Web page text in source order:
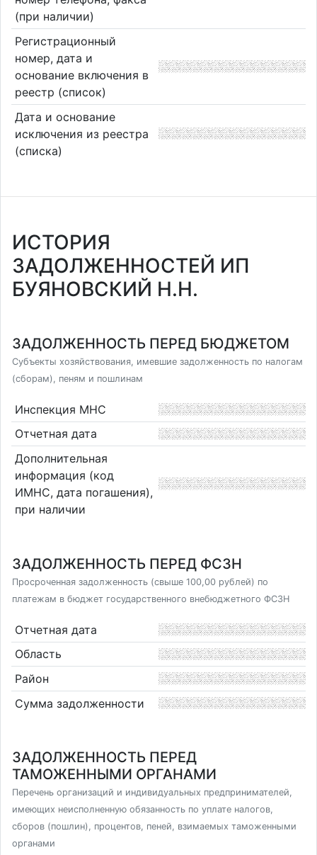
(при наличии)
Регистрационный
номер, дата и
основание включения в
реестр (список)
Дата и основание
исключения из реестра
(списка)
ИСТОРИЯ
ЗАДОЛЖЕННОСТЕЙ ИП
БУЯНОВСКИЙ Н.Н.
ЗАДОЛЖЕННОСТЬ ПЕРЕД БЮДЖЕТОМ
Субъекты хозяйствования, имевшие задолженность по налогам
(сборам), пеням и пошлинам
Инспекция МНС
Отчетная дата
Дополнительная
информация (код
ИМНС, дата погашения),
при наличии
ЗАДОЛЖЕННОСТЬ ПЕРЕД ФСЗН
Просроченная задолженность (свыше 100,00 рублей) по
платежам в бюджет государственного внебюджетного ФСЗН
Отчетная дата
Область
Район
Сумма задолженности
ЗАДОЛЖЕННОСТЬ ПЕРЕД
ТАМОЖЕННЫМИ ОРГАНАМИ
Перечень организаций и индивидуальных предпринимателей,
имеющих неисполненную обязанность по уплате налогов,
сборов (пошлин), процентов, пеней, взимаемых таможенными
органами